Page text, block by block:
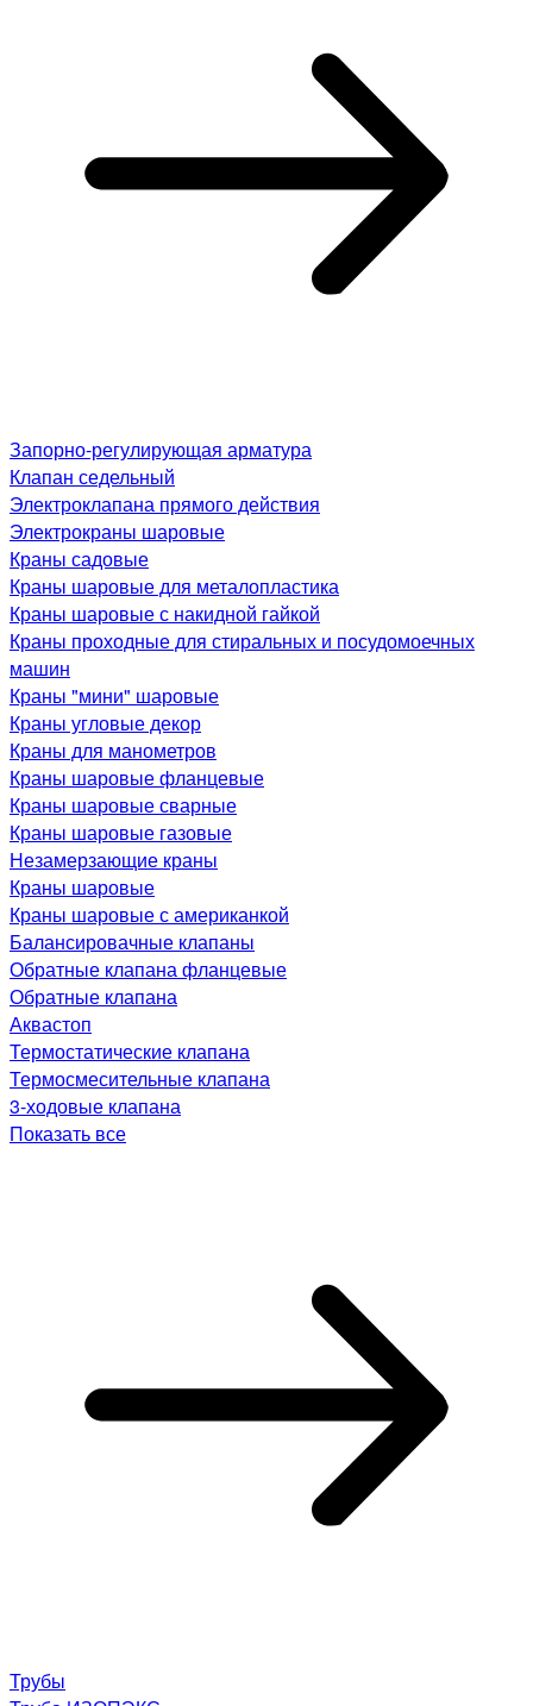
Запорно-регулирующая арматура
Клапан седельный
Электроклапана прямого действия
Электрокраны шаровые
Краны садовые
Краны шаровые для металопластика
Краны шаровые с накидной гайкой
Краны проходные для стиральных и посудомоечных
машин
Краны "мини" шаровые
Краны угловые декор
Краны для манометров
Краны шаровые фланцевые
Краны шаровые сварные
Краны шаровые газовые
Незамерзающие краны
Краны шаровые
Краны шаровые с американкой
Балансировачные клапаны
Обратные клапана фланцевые
Обратные клапана
Аквастоп
Термостатические клапана
Термосмесительные клапана
3-ходовые клапана
Показать все
Трубы